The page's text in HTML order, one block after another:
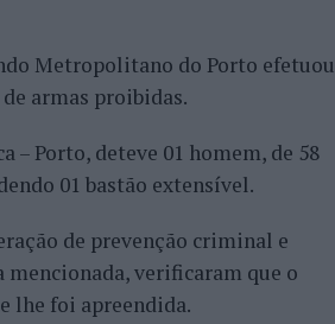
Metropolitano do Porto efetuou
armas proibidas.
– Porto, deteve 01 homem, de 58
01 bastão extensível.
de prevenção criminal e
verificaram que o
lhe foi apreendida.